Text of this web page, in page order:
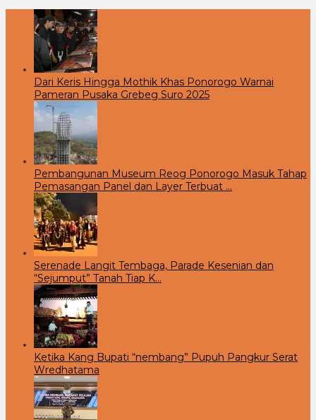
Dari Keris Hingga Mothik Khas Ponorogo Warnai
Pameran Pusaka Grebeg Suro 2025
Pembangunan Museum Reog Ponorogo Masuk Tahap
Pemasangan Panel dan Layer Terbuat …
Serenade Langit Tembaga, Parade Kesenian dan
“Sejumput” Tanah Tiap K…
Ketika Kang Bupati “nembang” Pupuh Pangkur Serat
Wredhatama